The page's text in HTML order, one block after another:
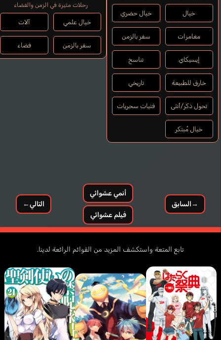
خيال خيال حضري
مغامرات سفر بالزمن
إيسيكاي تناسخ
خارق للطبيعة تاريخي
تحول ذكر/أنثى فتيات سحريات
خيال مُبتكر
رحلات مثيرة في الزمن والفضاء
خيال علمي آلات
سفر بالزمن فضاء
→السابق
أنمي عشوائي
فيلم عشوائي
التالي←
تابع المتعة واستكشف المزيد من القوائم الرائعة لدينا.